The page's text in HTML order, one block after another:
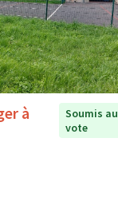
à
Soumis au
vote